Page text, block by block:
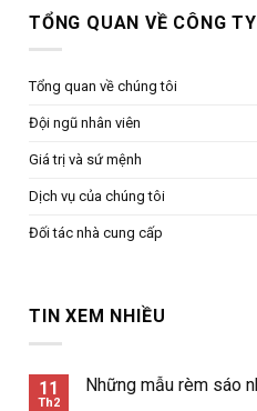
TỔNG QUAN VỀ CÔNG TY
Tổng quan về chúng tôi
Đội ngũ nhân viên
Giá trị và sứ mệnh
Dịch vụ của chúng tôi
Đối tác nhà cung cấp
TIN XEM NHIỀU
11
Th2
Những mẫu rèm sáo